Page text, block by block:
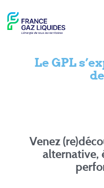
Le GPL
Venez
alternative,